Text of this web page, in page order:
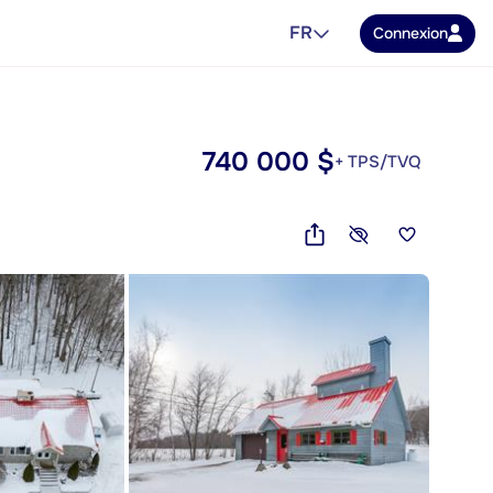
FR Connexion
740 000 $+ TPS/TVQ